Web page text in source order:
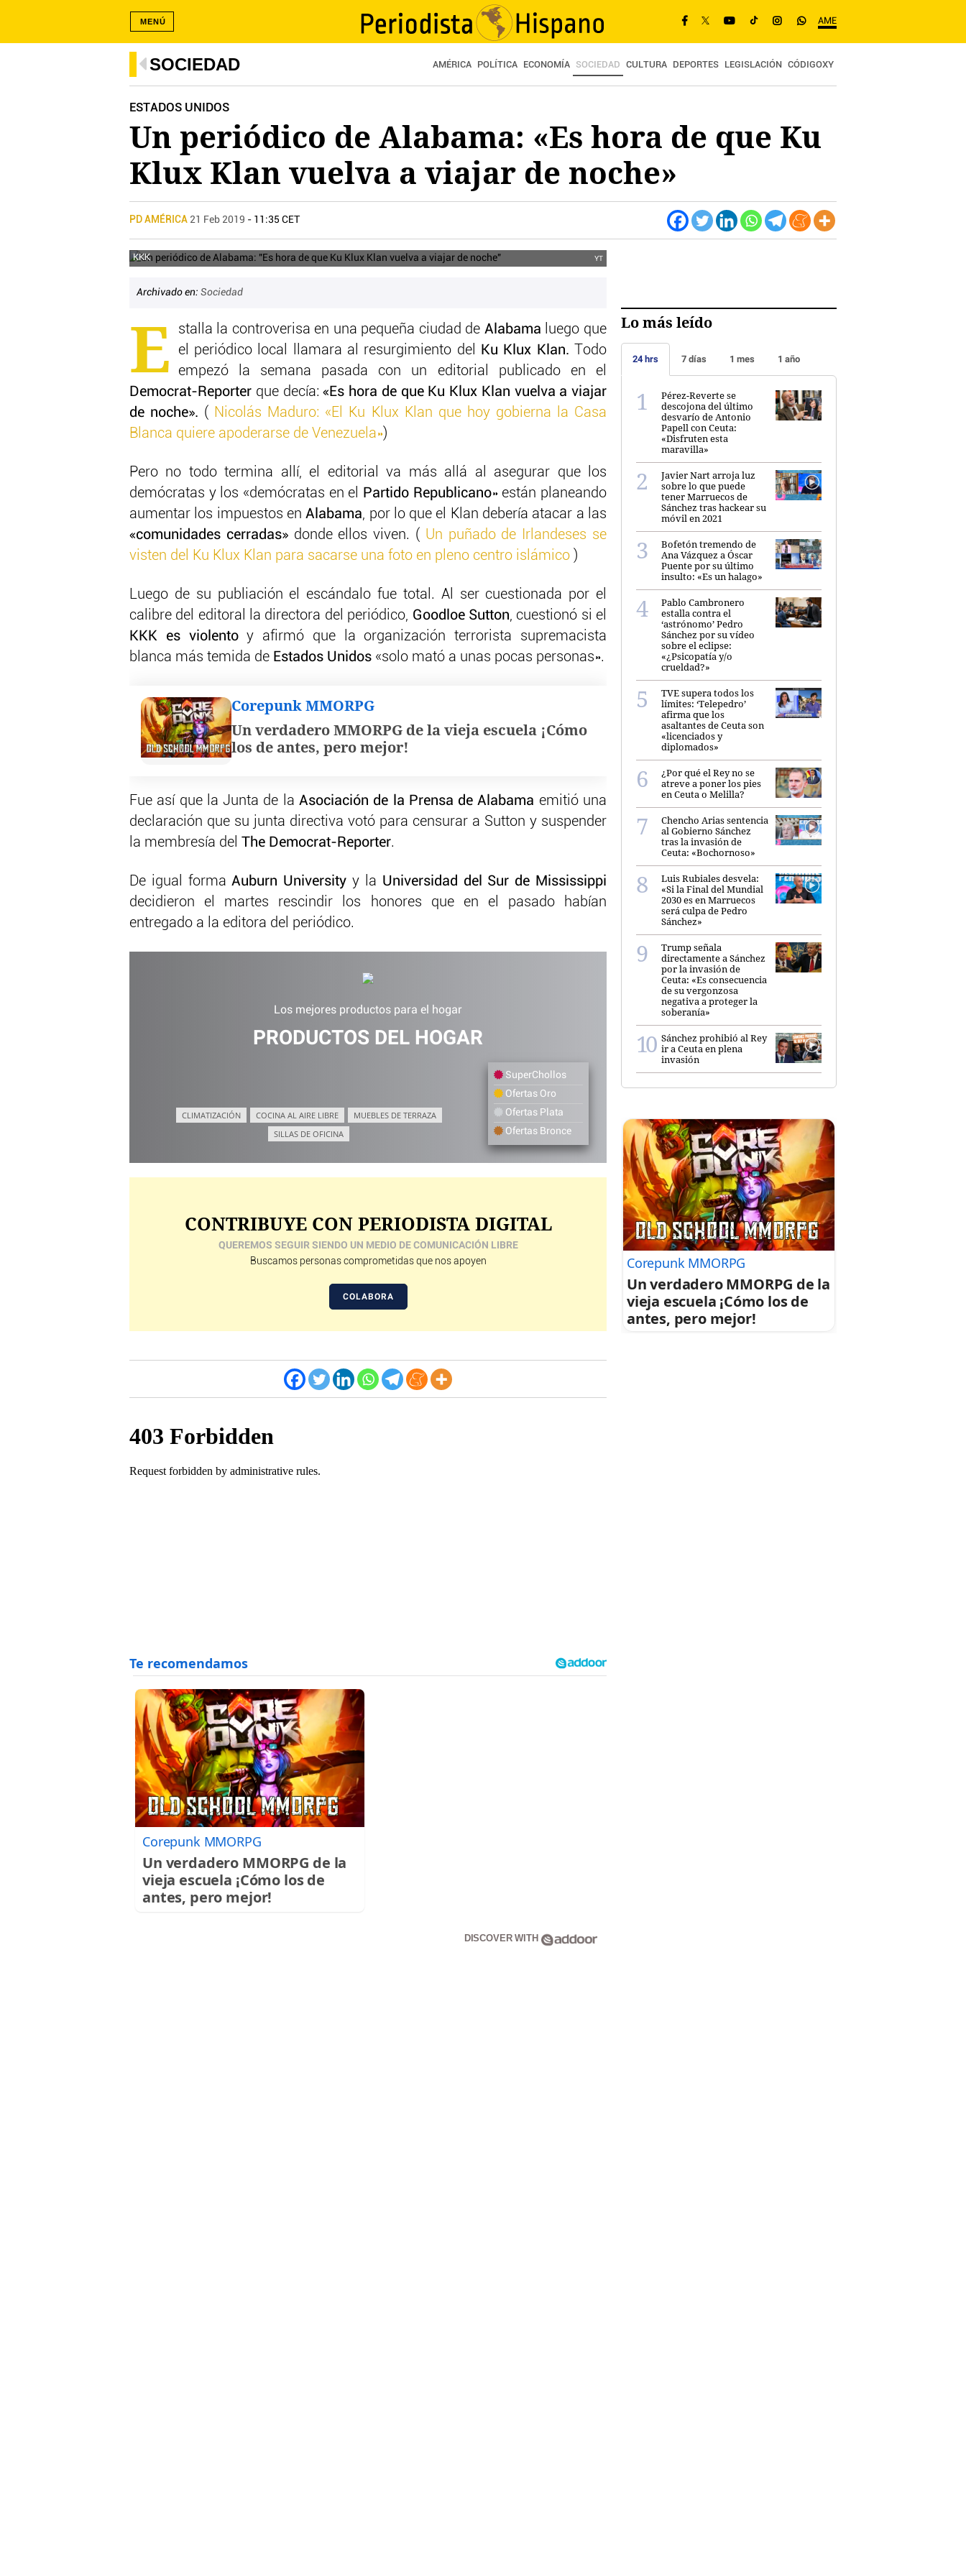
AME
MENÚ
SOCIEDAD AMÉRICA POLÍTICA ECONOMÍA SOCIEDAD CULTURA DEPORTES LEGISLACIÓN CÓDIGOXY
ESTADOS UNIDOS
Un periódico de Alabama: «Es hora de que Ku
Klux Klan vuelva a viajar de noche»
PD AMÉRICA 21 Feb 2019 - 11:35 CET
KKK YT
Archivado en: Sociedad
E stalla la controverisa en una pequeña ciudad de Alabama luego que
el periódico local llamara al resurgimiento del
Ku Klux Klan. Todo
empezó la semana pasada con un editorial publicado en el
Democrat-Reporter que decía:«Es hora de que Ku Klux Klan vuelva a viajar
de noche». (
Nicolás Maduro: «El Ku Klux Klan que hoy gobierna la Casa
Blanca quiere apoderarse de Venezuela»)
Pero no todo termina allí, el editorial va más allá al asegurar que los
demócratas y los «demócratas en el
Partido Republicano» están planeando
aumentar los impuestos enAlabama, por lo que el Klan debería atacar a las
«comunidades cerradas» donde ellos viven. ( Un puñado de Irlandeses se
visten del Ku Klux Klan para sacarse una foto en pleno centro islámico )
Luego de su publiación el escándalo fue total. Al ser cuestionada por el
calibre del editoral la directora del periódico, Goodloe Sutton, cuestionó si el
KKK
es violentoy afirmó que la organización terrorista supremacista
blanca más temida de Estados Unidos «solo mató a unas pocas personas».
Corepunk MMORPG
Un verdadero MMORPG de la vieja escuela ¡Cómo
los de antes, pero mejor!
Fue así que la Junta de la Asociación de la Prensa de Alabama emitió una
declaración que su junta directiva votó para censurar a Sutton y suspender
la membresía del The Democrat-Reporter.
De igual formaAuburn Universityy la Universidad del Sur de Mississippi
decidieron el martes rescindir los honores que en el pasado habían
entregado a la editora del periódico.
Los mejores productos para el hogar
PRODUCTOS DEL HOGAR
CLIMATIZACIÓN COCINA AL AIRE LIBRE
MUEBLES DE TERRAZA
SILLAS DE OFICINA
SuperChollos
Ofertas Oro
Ofertas Plata
Ofertas Bronce
CONTRIBUYE CON PERIODISTA DIGITAL
QUEREMOS SEGUIR SIENDO UN MEDIO DE COMUNICACIÓN LIBRE
Buscamos personas comprometidas que nos apoyen
COLABORA
Corepunk MMORPG
Un verdadero MMORPG de la
vieja escuela ¡Cómo los de
antes, pero mejor!
DISCOVER WITH
Lo más leído
24 hrs 7 días 1 mes 1 año
Pérez-Reverte se
descojona del último
desvarío de Antonio
Papell con Ceuta:
«Disfruten esta
maravilla»
Javier Nart arroja luz
sobre lo que puede
tener Marruecos de
Sánchez tras hackear su
móvil en 2021
Bofetón tremendo de
Ana Vázquez a Óscar
Puente por su último
insulto: «Es un halago»
Pablo Cambronero
estalla contra el
‘astrónomo’ Pedro
Sánchez por su vídeo
sobre el eclipse:
«¿Psicopatía y/o
crueldad?»
TVE supera todos los
límites: ‘Telepedro’
afirma que los
asaltantes de Ceuta son
«licenciados y
diplomados»
¿Por qué el Rey no se
atreve a poner los pies
en Ceuta o Melilla?
Chencho Arias sentencia
al Gobierno Sánchez
tras la invasión de
Ceuta: «Bochornoso»
Luis Rubiales desvela:
«Si la Final del Mundial
2030 es en Marruecos
será culpa de Pedro
Sánchez»
Trump señala
directamente a Sánchez
por la invasión de
Ceuta: «Es consecuencia
de su vergonzosa
negativa a proteger la
soberanía»
Sánchez prohibió al Rey
ir a Ceuta en plena
invasión
Corepunk MMORPG
Un verdadero MMORPG de la
vieja escuela ¡Cómo los de
antes, pero mejor!